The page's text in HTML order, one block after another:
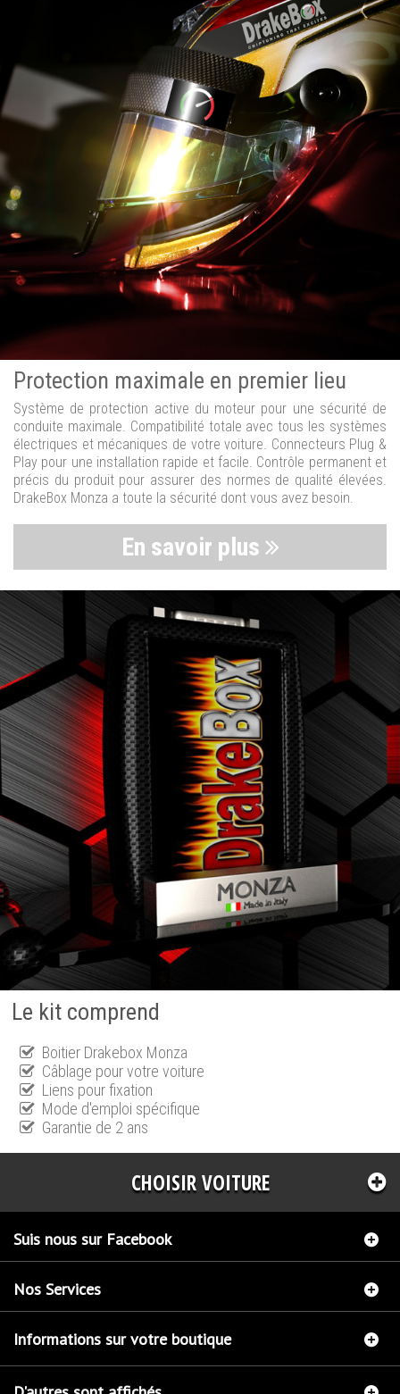
Protection maximale en premier lieu
Système de protection active du moteur pour une sécurité de
conduite maximale. Compatibilité totale avec tous les systèmes
électriques et mécaniques de votre voiture. Connecteurs Plug &
Play pour une installation rapide et facile. Contrôle permanent et
précis du produit pour assurer des normes de qualité élevées.
DrakeBox Monza a toute la sécurité dont vous avez besoin.
En savoir plus
Le kit comprend
Boitier Drakebox Monza
Câblage pour votre voiture
Liens pour fixation
Mode d'emploi spécifique
Garantie de 2 ans
CHOISIR VOITURE
Suis nous sur Facebook
Nos Services
Informations sur votre boutique